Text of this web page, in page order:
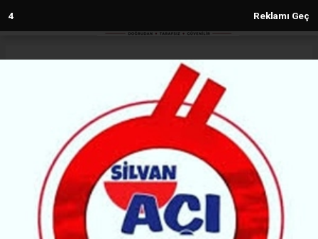
2 Reklamı Geç
Amedspor, sahasında puan kaybetti
(Malabadi Haber) - Malabadi Gazetesi | 31.01.2024 - 16:47, Güncelleme:
31.01.2024 - 16:47
6258+ kez okundu.
TFF 2. Lig Kırımız Grup ekiplerinden Amedspor,